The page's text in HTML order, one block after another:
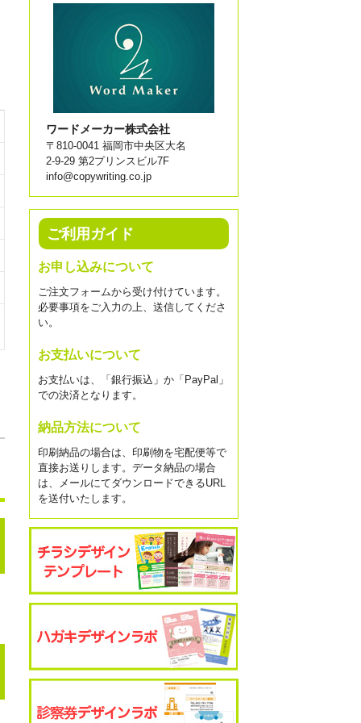
ワードメーカー株式会社
〒810-0041 福岡市中央区大名
2-9-29 第2プリンスビル7F
info@copywriting.co.jp
ご利用ガイド
お申し込みについて
ご注文フォームから受け付けています。
必要事項をご入力の上、送信してくださ
い。
お支払いについて
お支払いは、「銀行振込」か「PayPal」
での決済となります。
納品方法について
印刷納品の場合は、印刷物を宅配便等で
直接お送りします。データ納品の場合
は、メールにてダウンロードできるURL
を送付いたします。